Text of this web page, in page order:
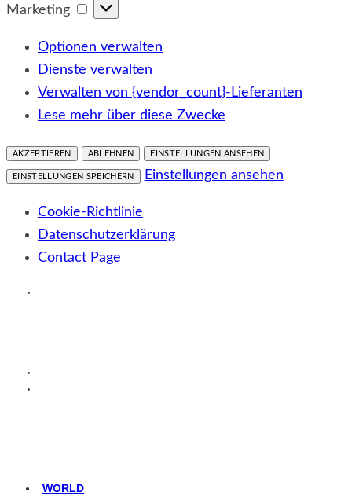
Marketing
Marketing
Optionen verwalten
Dienste verwalten
Verwalten von {vendor_count}-Lieferanten
Lese mehr über diese Zwecke
AKZEPTIEREN ABLEHNEN EINSTELLUNGEN ANSEHEN
EINSTELLUNGEN SPEICHERN Einstellungen ansehen
Cookie-Richtlinie
Datenschutzerklärung
Contact Page
WORLD